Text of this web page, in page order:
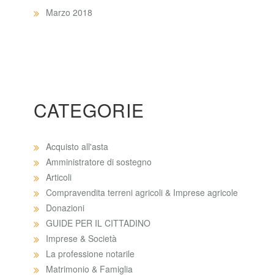
Marzo 2018
CATEGORIE
Acquisto all'asta
Amministratore di sostegno
Articoli
Compravendita terreni agricoli & Imprese agricole
Donazioni
GUIDE PER IL CITTADINO
Imprese & Società
La professione notarile
Matrimonio & Famiglia